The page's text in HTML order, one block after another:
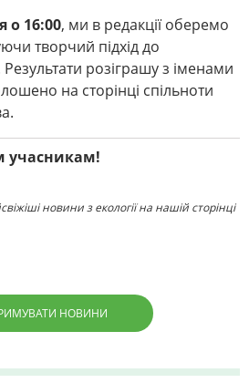
о 16:00, ми в редакції оберемо
творчий підхід до
розіграшу з іменами
на сторінці спільноти
учасникам!
новини з екології на нашій сторінці
НОВИНИ